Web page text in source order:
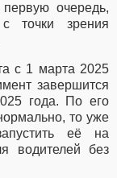
очередь,
точки зрения
с 1 марта 2025
завершится
года. По его
то уже
её на
водителей без